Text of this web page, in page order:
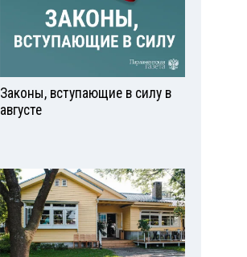
Законы, вступающие в силу в
августе